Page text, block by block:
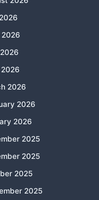
2026
2026
2026
2026
2025
2025
2025
2025